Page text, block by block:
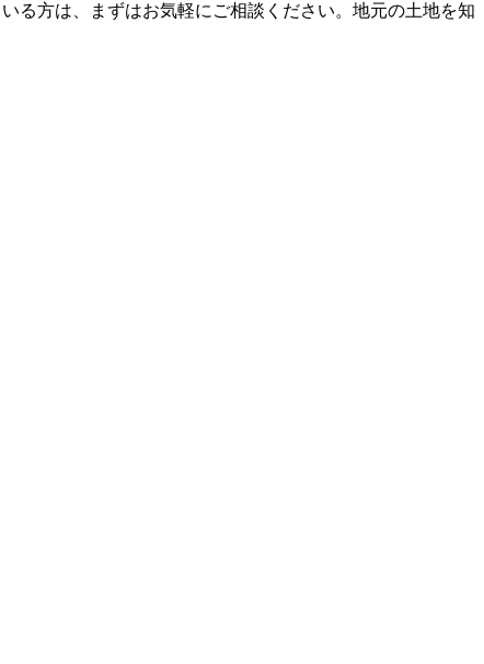
る方は、まずはお気軽にご相談ください。地元の土地を知